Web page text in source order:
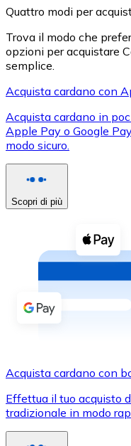
XRP
XRP
Vedi tutto
Buoni cripto
Acquista
Acquista con
Bonifico SEPA
Usa le carte Visa
Acquista con carta
Quattro modi per
Trova il modo che
opzioni per acquistare
semplice.
Acquista cardano con
Acquista cardano in
Apple Pay o Google
modo sicuro.
Scopri di più
Acquista cardano con
Effettua il tuo acquisto
tradizionale in modo